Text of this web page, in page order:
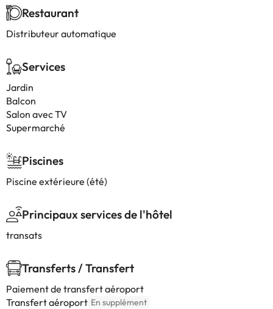
Restaurant
Distributeur automatique
Services
Jardin
Balcon
Salon avec TV
Supermarché
Piscines
Piscine extérieure (été)
Principaux services de l'hôtel
transats
Transferts / Transfert
Paiement de transfert aéroport
Transfert aéroport En supplément